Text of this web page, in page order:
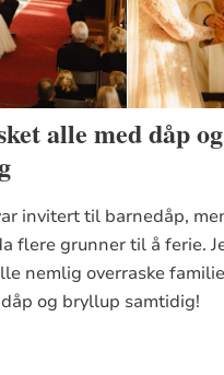
alle med dåp
invitert til barnedåp,
flere grunner til å ferie.
nemlig overraske
og bryllup samtidig!